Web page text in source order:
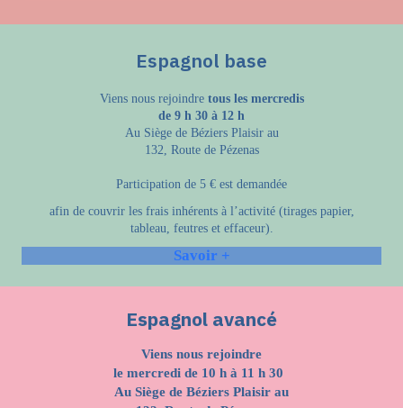
Espagnol base
Viens nous rejoindre tous les mercredis
de 9 h 30 à 12 h
Au Siège de Béziers Plaisir au
132, Route de Pézenas
Participation de 5 € est demandée
afin de couvrir les frais inhérents à l’activité (tirages papier,
tableau, feutres et effaceur).
Savoir +
Espagnol avancé
Viens nous rejoindre
le mercredi de 10 h à 11 h 30
Au Siège de Béziers Plaisir au